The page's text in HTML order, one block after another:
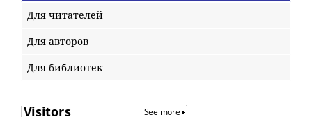
Для читателей
Для авторов
Для библиотек